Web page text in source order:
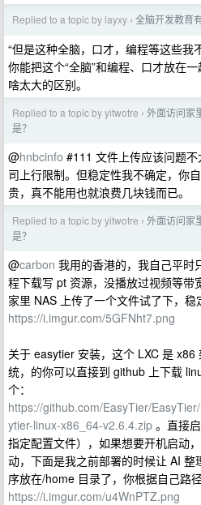
Replied to a topic by layxy › 全脑开发教育
“但是这种全脑，口才，编程等这些我
你能把这个“全脑”和编程、口才放在
啥太大的区别。
Replied to a topic by yitwotre › 外面访问家
是？
@hnbcinfo #111 文件上传应该问题
司上行限制。但稳定性我不确定，你
贵，真不能用也就浪费几块钱而已。
Replied to a topic by yitwotre › 外面访问家
是？
@carbon 我用的香港的，我自己平时
程下载写 pt 资源，没播放过视频等带
家里 NAS 上传了一个文件试了下，稳
https://i.imgur.com/5GFNht7.png
关于 easytier 安装，这个 LXC 是
统，的你可以直接到 github 上下载
个：
https://github.com/EasyTier/
ytier-linux-x86_64-v2.6.4.zip 。直接
指定配置文件），如果想要开机启动
动，下面是我之前部署的时候让 AI
序放在/home 目录了，你根据自己路径
https://i.imgur.com/u4WnPTZ.png